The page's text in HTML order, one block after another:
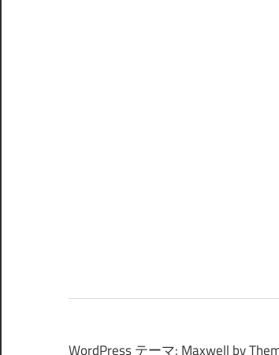
WordPress テーマ: Maxwell by